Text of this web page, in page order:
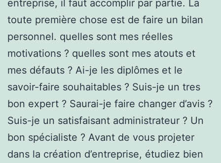
entreprise, il faut accomplir par partie. La
toute première chose est de faire un bilan
personnel. quelles sont mes réelles
motivations ? quelles sont mes atouts et
mes défauts ? Ai-je les diplômes et le
savoir-faire souhaitables ? Suis-je un tres
bon expert ? Saurai-je faire changer d’avis ?
Suis-je un satisfaisant administrateur ? Un
bon spécialiste ? Avant de vous projeter
dans la création d’entreprise, étudiez bien